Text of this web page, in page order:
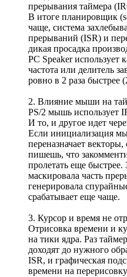
прерывания таймера
В итоге планировщик
чаще, система
прерываний (ISR) и
дикая просадка
PC Speaker использует
частота или делитель
ровно в 2 раза быстрее
2. Влияние мыши на
PS/2 мышь использует
И то, и другое идет
Если инициализация
переназначает
пишешь, что
пролетать еще
маскировала часть
генерировала
срабатывает еще чаще.
3. Курсор и время не
Отрисовка времени и
на тики ядра. Раз
доходят до нужного
ISR, и графическая
времени на